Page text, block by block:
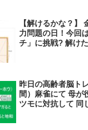
【解けるかな？】
力問題の日！今回
チ」に挑戦? 解け
昨日の高齢者脳ト
間）麻雀にて 母が役満の四暗刻
ツモに対抗して 同じく役満の地